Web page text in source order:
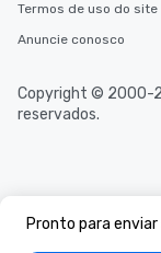
Pronto para
Termos de uso do site
Anuncie conosco
Copyright © 2000-
reservados.